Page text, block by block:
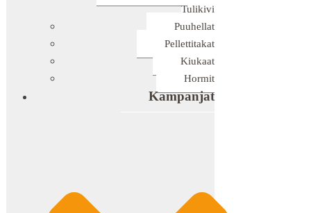
Tulikivi
Puuhellat
Pellettitakat
Kiukaat
Hormit
Kampanjat